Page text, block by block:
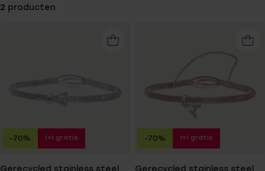
here:
2 producten
Gerecycled stainless steel
-70% 1+1 gratis
Gerecycled stainless steel
-70% 1+1 gratis